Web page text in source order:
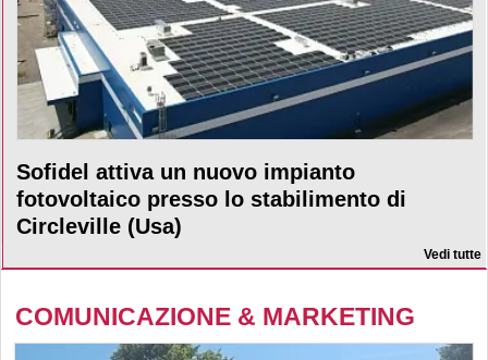
Sofidel attiva un nuovo impianto
fotovoltaico presso lo stabilimento di
Circleville (Usa)
Vedi tutte
COMUNICAZIONE & MARKETING